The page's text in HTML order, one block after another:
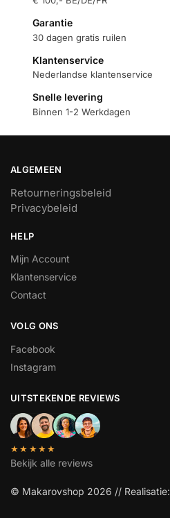
Garantie
30 dagen gratis ruilen
Klantenservice
Nederlandse klantenservice
Snelle levering
Binnen 1-2 Werkdagen
ALGEMEEN
Retourneringsbeleid
Privacybeleid
HELP
Mijn Account
Klantenservice
Contact
VOLG ONS
Facebook
Instagram
UITSTEKENDE REVIEWS
★★★★★
Bekijk alle reviews
© Makarovshop 2026 // Realisatie: